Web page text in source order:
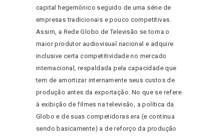
capital hegemônico seguido de uma série de
empresas tradicionais e pouco competitivas.
Assim, a Rede Globo de Televisão se torna o
maior produtor audiovisual nacional e adquire
inclusive certa competitividade no mercado
internacional, respaldada pela capacidade que
tem de amortizar internamente seus custos de
produção antes da exportação. No que se refere
à exibição de filmes na televisão, a política da
Globo e de suas competidoras era (e continua
sendo basicamente) a de reforço da produção